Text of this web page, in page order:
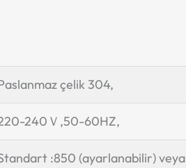
çelik 304,
240Ｖ,50-60HZ,
:850 (ayarlanabilir) veya